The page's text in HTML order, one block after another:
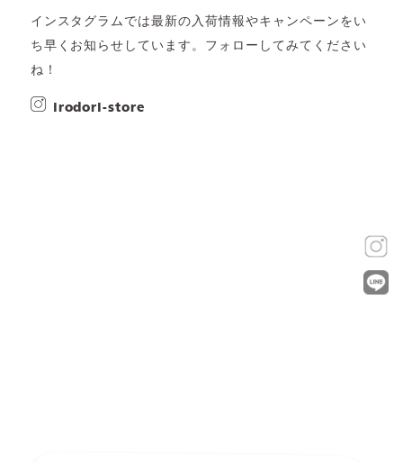
インスタグラムでは最新の入荷情報やキャンペーンをい
ち早くお知らせしています。フォローしてみてください
ね！
irodori-store